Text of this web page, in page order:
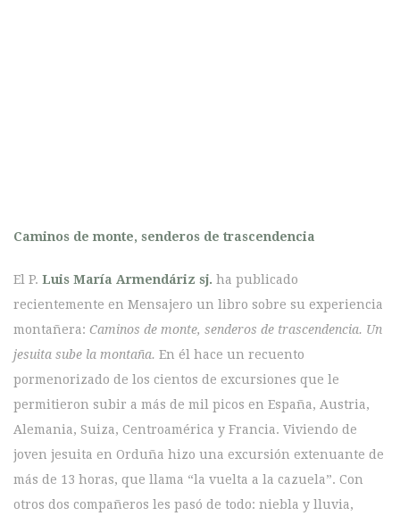
Caminos de monte, senderos de trascendencia
El P. Luis María Armendáriz sj. ha publicado
recientemente en Mensajero un libro sobre su experiencia
montañera: Caminos de monte, senderos de trascendencia. Un
jesuita sube la montaña. En él hace un recuento
pormenorizado de los cientos de excursiones que le
permitieron subir a más de mil picos en España, Austria,
Alemania, Suiza, Centroamérica y Francia. Viviendo de
joven jesuita en Orduña hizo una excursión extenuante de
más de 13 horas, que llama “la vuelta a la cazuela”. Con
otros dos compañeros les pasó de todo: niebla y lluvia,